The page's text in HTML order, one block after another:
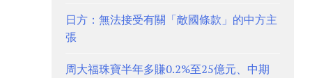
日方：無法接受有關「敵國條款」的中方主
張
周大福珠寶半年多賺0.2%至25億元、中期